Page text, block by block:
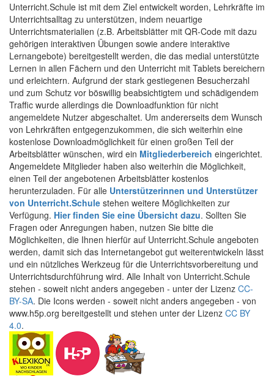
Unterricht.Schule ist mit dem Ziel entwickelt worden, Lehrkräfte im
Unterrichtsalltag zu unterstützen, indem neuartige
Unterrichtsmaterialien (z.B. Arbeitsblätter mit QR-Code mit dazu
gehörigen interaktiven Übungen sowie andere interaktive
Lernangebote) bereitgestellt werden, die das medial unterstützte
Lernen in allen Fächern und den Unterricht mit Tablets bereichern
und erleichtern. Aufgrund der stark gestiegenen Besucherzahl
und zum Schutz vor böswillig beabsichtigtem und schädigendem
Traffic wurde allerdings die Downloadfunktion für nicht
angemeldete Nutzer abgeschaltet. Um andererseits dem Wunsch
von Lehrkräften entgegenzukommen, die sich weiterhin eine
kostenlose Downloadmöglichkeit für einen großen Teil der
Arbeitsblätter wünschen, wird ein Mitgliederbereich eingerichtet.
Angemeldete Mitglieder haben also weiterhin die Möglichkeit,
einen Teil der angebotenen Arbeitsblätter kostenlos
herunterzuladen. Für alle Unterstützerinnen und Unterstützer
von Unterricht.Schule stehen weitere Möglichkeiten zur
Verfügung. Hier finden Sie eine Übersicht dazu. Sollten Sie
Fragen oder Anregungen haben, nutzen Sie bitte die
Möglichkeiten, die Ihnen hierfür auf Unterricht.Schule angeboten
werden, damit sich das Internetangebot gut weiterentwickeln lässt
und ein nützliches Werkzeug für die Unterrichtsvorbereitung und
Unterrichtsdurchführung wird. Alle Inhalt von Unterricht.Schule
stehen - soweit nicht anders angegeben - unter der Lizenz CC-
BY-SA. Die Icons werden - soweit nicht anders angegeben - von
www.h5p.org bereitgestellt und stehen unter der Lizenz CC BY
4.0.